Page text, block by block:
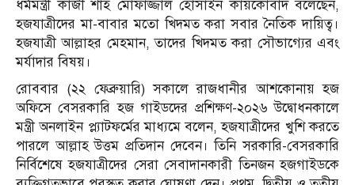
ধর্মমন্ত্রী কাজী শাহ মোফাজ্জাল হোসাইন কায়কোবাদ বলেছেন,
হজযাত্রীদের মা-বাবার মতো খিদমত করা সবার নৈতিক দায়িত্ব।
হজযাত্রী আল্লাহর মেহমান, তাদের খিদমত করা সৌভাগ্যের এবং
মর্যাদার বিষয়।
রোববার (২২ ফেব্রুয়ারি) সকালে রাজধানীর আশকোনায় হজ
অফিসে বেসরকারি হজ গাইডদের প্রশিক্ষণ-২০২৬ উদ্বোধনকালে
মন্ত্রী অনলাইন প্ল্যাটফর্মের মাধ্যমে বলেন, হজযাত্রীদের খুশি করতে
পারলে আল্লাহ উত্তম প্রতিদান দেবেন। তিনি সরকারি-বেসরকারি
নির্বিশেষে হজযাত্রীদের সেরা সেবাদানকারী তিনজন হজগাইডকে